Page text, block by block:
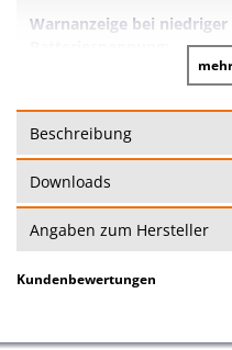
Warnanzeige bei niedriger
Garantie:
Beschreibung
Downloads
Angaben zum Hersteller
Kundenbewertungen